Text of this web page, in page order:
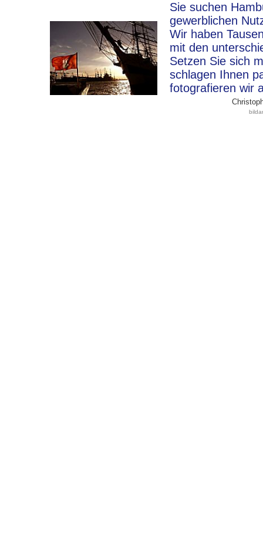
Sie suchen
gewerblichen
Wir haben
mit den
Setzen Sie sich
schlagen Ihnen
fotografieren wir